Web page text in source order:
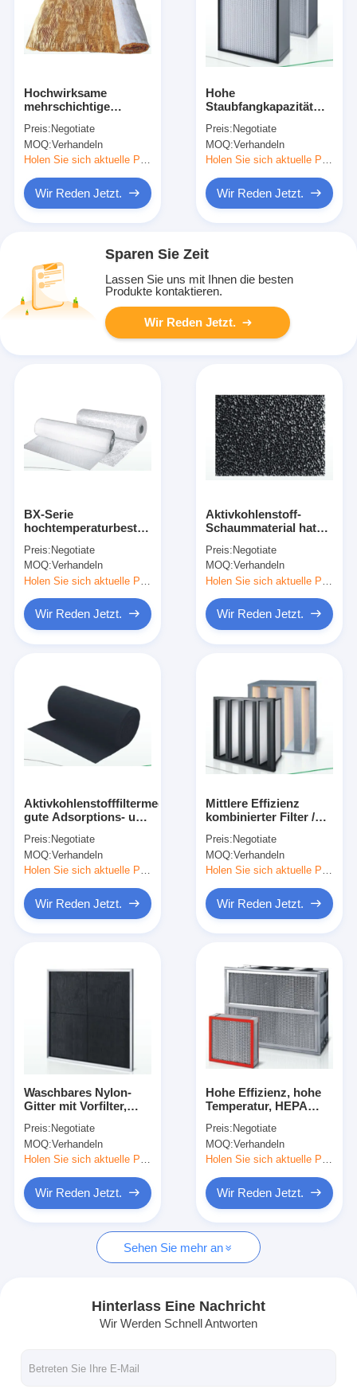
Produkte
Kontakt mit uns
Neuigkeiten
Luftfilter-Produktionsmaschine
Taschen-Filter, der Maschine herstellt
Hochwirksame
mehrschichtige
Filterpapier
Feuerhemmer
Antistatisch
Preis: Negotiate
MOQ:Verhandeln
Holen Sie sich aktuelle Preis
Wir Reden Jetzt.
Hohe
Staubfangkapazität
Filter Guter Luftstrom
Preis: Negotiate
MOQ:Verhandeln
Holen Sie sich aktuelle Preis
Wir Reden Jetzt.
Sparen Sie Zeit
Lassen Sie uns mit Ihnen die besten
Produkte kontaktieren.
Wir Reden Jetzt.
BX-Serie
hochtemperaturbeständige
Flammhemmende
Filtermedien
Preis: Negotiate
MOQ:Verhandeln
Wir Reden Jetzt.
Aktivkohlenstoff-
Schaummaterial hat
geringe
Luftwiderstandsfähigkeit
Preis: Negotiate
MOQ:Verhandeln
Wir Reden Jetzt.
Aktivkohlenstofffiltermedien
gute Adsorptions- und
Preis: Negotiate
MOQ:Verhandeln
Holen Sie sich aktuelle Preis
Wir Reden Jetzt.
Mittlere Effizienz
kombinierter Filter /
Kombinationsfilter
Erweiterbare
Filtrationsfläche
Preis: Negotiate
MOQ:Verhandeln
Holen Sie sich aktuelle Preis
Wir Reden Jetzt.
Waschbares Nylon-
Gitter mit Vorfilter,
und
feuchtigkeitsbeständig
Preis: Negotiate
MOQ:Verhandeln
Holen Sie sich aktuelle Preis
Wir Reden Jetzt.
Hohe Effizienz, hohe
Temperatur, HEPA
Temperaturbeständigkeit,
hohe Effizienz
Preis: Negotiate
MOQ:Verhandeln
Holen Sie sich aktuelle Preis
Wir Reden Jetzt.
Sehen Sie mehr an
Hinterlass Eine Nachricht
Wir Werden Schnell Antworten